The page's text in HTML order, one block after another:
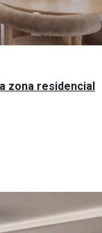
zona residencial